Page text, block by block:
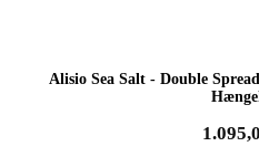
Alisio Sea Salt - Double